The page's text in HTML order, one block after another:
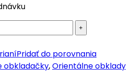
Pridať do porovnania
obkladačky,Orientálne obklady